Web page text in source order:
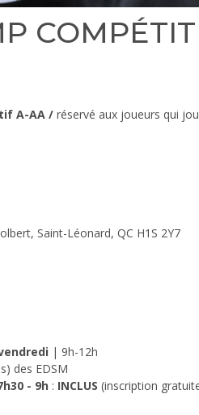
A-AA / réservé aux joueurs qui
Saint-Léonard, QC H1S 2Y7
| 9h-12h
des EDSM
- 9h : INCLUS (inscription